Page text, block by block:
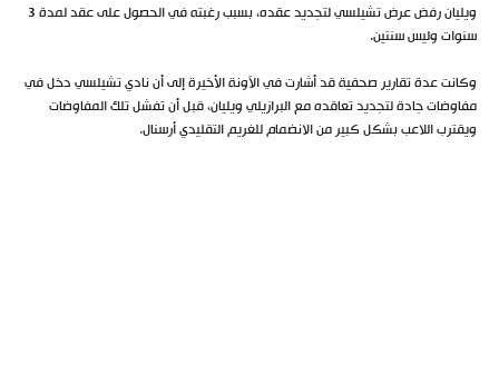
ويليان رفض عرض تشيلسي لتجديد عقده، بسبب رغبته في الحصول على عقد لمدة 3
سنوات وليس سنتين.
وكانت عدة تقارير صحفية قد أشارت في الآونة الأخيرة إلى أن نادي تشيلسي دخل في
مفاوضات جادة لتجديد تعاقده مع البرازيلي ويليان، قبل أن تفشل تلك المفاوضات
ويقترب اللاعب بشكل كبير من الانضمام للغريم التقليدي أرسنال.